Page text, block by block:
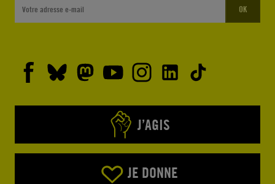
OK
J’AGIS
JE DONNE